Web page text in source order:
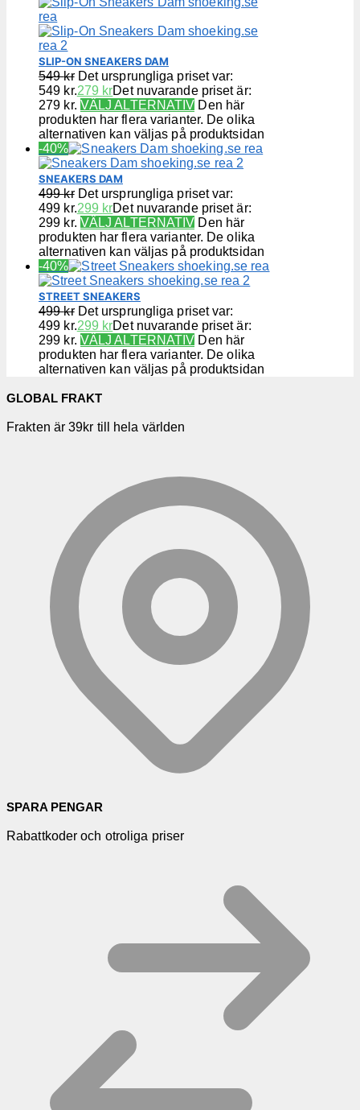
SLIP-ON SNEAKERS DAM
549kr Det ursprungliga priset var:
549 kr.279 krDet nuvarande priset är:
279 kr. VÄLJ ALTERNATIV Den här
produkten har flera varianter. De olika
alternativen kan väljas på produktsidan
-40%
SNEAKERS DAM
499kr Det ursprungliga priset var:
499 kr.299 krDet nuvarande priset är:
299 kr. VÄLJ ALTERNATIV Den här
produkten har flera varianter. De olika
alternativen kan väljas på produktsidan
-40%
STREET SNEAKERS
499kr Det ursprungliga priset var:
499 kr.299 krDet nuvarande priset är:
299 kr. VÄLJ ALTERNATIV Den här
produkten har flera varianter. De olika
alternativen kan väljas på produktsidan
GLOBAL FRAKT
Frakten är 39kr till hela världen
SPARA PENGAR
Rabattkoder och otroliga priser